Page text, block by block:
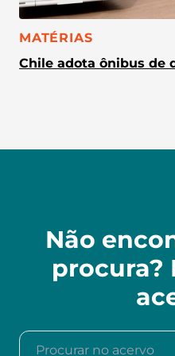
CATEGORIA:
MATÉRIAS
Chile adota ônibus de
Não
procura?
Procurar no acervo